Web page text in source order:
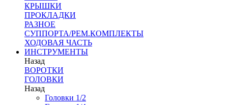
КРЫШКИ
ПРОКЛАДКИ
РАЗНОЕ
СУППОРТА/РЕМ.КОМПЛЕКТЫ
ХОДОВАЯ ЧАСТЬ
ИНСТРУМЕНТЫ
Назад
ВОРОТКИ
ГОЛОВКИ
Назад
Головки 1/2